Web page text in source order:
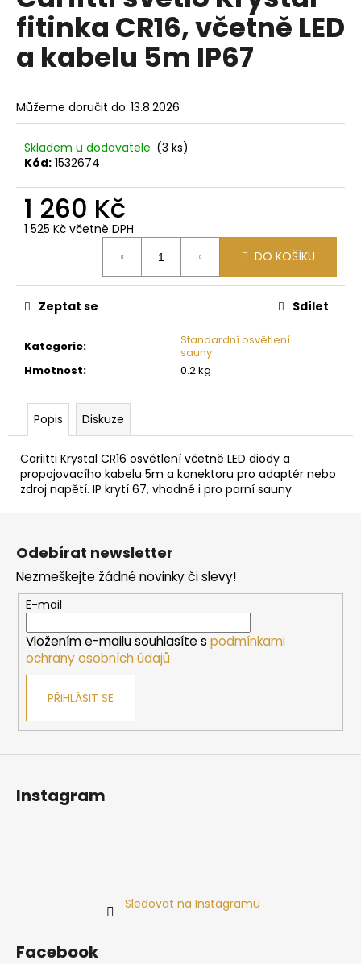
0,0
5
hvězdiček.
fitinka CR16, včetně LED
a kabelu 5m IP67
Můžeme doručit do: 13.8.2026
Skladem u dodavatele (3 ks)
Kód: 1532674
1 260 Kč
1 525 Kč včetně DPH
DO KOŠÍKU
Kategorie:
Standardní osvětlení
sauny
Hmotnost: 0.2 kg
Zeptat se Sdílet
Popis Diskuze
Cariitti Krystal CR16 osvětlení včetně LED diody a
propojovacího kabelu 5m a konektoru pro adaptér nebo
zdroj napětí. IP krytí 67, vhodné i pro parní sauny.
a
j
í
?
HLEDAT
p
o
u
č
u
m
e
SAUNOVÁ
KAMNA
PC90
-
STEEL
10
225
Kč
Z
Odebírat newsletter
Nezmeškejte žádné novinky či slevy!
E-mail
Vložením e-mailu souhlasíte s podmínkami
ochrany osobních údajů
PŘIHLÁSIT SE
Instagram
Sledovat na Instagramu
Facebook